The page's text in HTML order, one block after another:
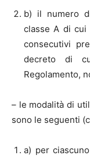
b) il numero
classe A di cui
consecutivi
decreto di
Regolamento,
– le modalità di
sono le seguenti
a) per